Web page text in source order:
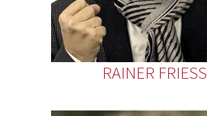
RAINER FRIESS